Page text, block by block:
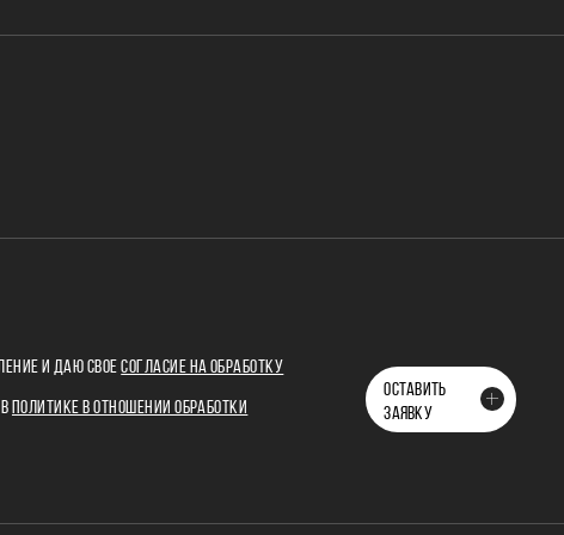
И ДАЮ СВОЕСОГЛАСИЕ НА ОБРАБОТКУ
ПОЛИТИКЕ В ОТНОШЕНИИ ОБРАБОТКИ
ОСТАВИТЬ
ЗАЯВКУ